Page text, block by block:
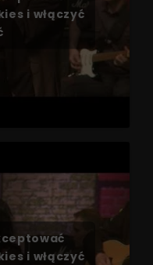
i włączyć
i włączyć